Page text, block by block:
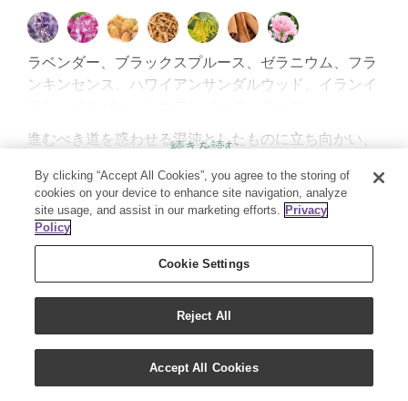
ラベンダー、ブラックスプルース、ゼラニウム、フラ
ンキンセンス、ハワイアンサンダルウッド、イランイ
進むべき道を惑わせる混沌としたものに立ち向かい、
なパワフルな香りです。
モーゼは感情と精神を崇高な目的に達するよう導ける
よう願い、サンダルウッドとフランキンセンスを一緒
に焚いていました。
製品番号
334205
会員価格
￥5,335
希望小売価格
￥8,536
PV
30.50
By clicking “Accept All Cookies”, you agree to the storing of
cookies on your device to enhance site navigation, analyze
site usage, and assist in our marketing efforts. Privacy
Policy
Cookie Settings
Reject All
Accept All Cookies